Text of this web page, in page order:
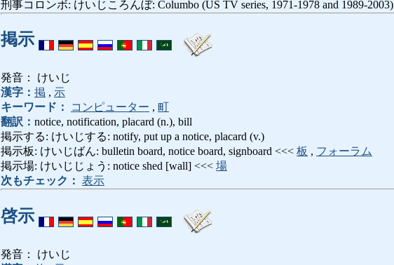
刑事コロンボ: けいじころんぼ: Columbo (US TV series, 1971-1978 and 1989-2003)
掲示
発音： けいじ
漢字： 掲 , 示
キーワード：
コンピューター , 町
翻訳： notice, notification, placard (n.), bill
掲示する: けいじする: notify, put up a notice, placard (v.)
掲示板: けいじばん: bulletin board, notice board, signboard <<< 板 , フォーラム
掲示場: けいじじょう: notice shed [wall] <<< 場
次もチェック： 表示
啓示
発音： けいじ